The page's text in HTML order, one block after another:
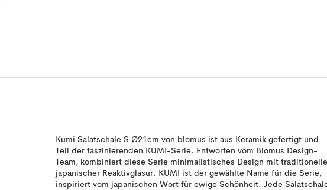
Kumi Salatschale S Ø21cm von blomus ist aus Keramik gefertigt und
Teil der faszinierenden KUMI-Serie. Entworfen vom Blomus Design-
Team, kombiniert diese Serie minimalistisches Design mit
japanischer Reaktivglasur. KUMI ist der gewählte Name für die Serie,
inspiriert vom japanischen Wort für ewige Schönheit. Jede